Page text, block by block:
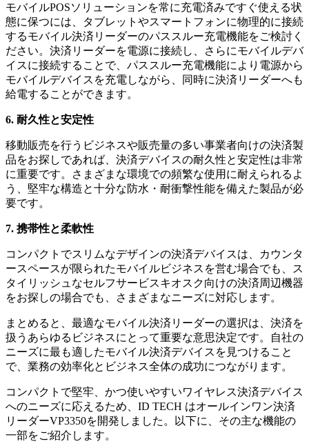
モバイルPOSソリューションを常に充電済みですぐ使える状
態に保つには、タブレットやスマートフォンに物理的に接続
するモバイル決済リーダーのパススルー充電機能をご検討く
ださい。決済リーダーを電源に接続し、さらにモバイルデバ
イスに接続することで、パススルー充電機能により電源から
モバイルデバイスを充電しながら、同時に決済リーダーへも
給電することができます。
6. 耐久性と安定性
移動販売を行うビジネスや販売量の多い事業者向けの決済製
品をお探しであれば、決済デバイスの耐久性と安定性は非常
に重要です。さまざまな環境での頻繁な使用に耐えられるよ
う、堅牢な構造と十分な防水・耐衝撃性能を備えた製品が必
要です。
7. 携帯性と柔軟性
コンパクトでスリムなデザインの決済デバイスは、カウンタ
ースペースが限られたモバイルビジネスを営む場合でも、ス
タイリッシュなセルフサービスキオスク向けの決済周辺機器
をお探しの場合でも、さまざまなニーズに対応します。
まとめると、最適なモバイル決済リーダーの選択は、決済を
扱うあらゆるビジネスにとって重要な意思決定です。自社の
ニーズに最も適したモバイル決済デバイスを見つけること
で、業務の効率化とビジネス全体の成功につながります。
コンパクトで堅牢、かつ使いやすいワイヤレス決済デバイス
へのニーズに応えるため、ID TECH はオールインワン決済
リーダーVP3350を開発しました。以下に、その主な機能の
一部をご紹介します。